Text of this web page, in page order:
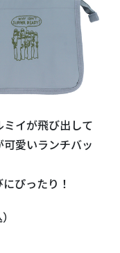
イが飛び出して
愛いランチバッ
ぴったり！